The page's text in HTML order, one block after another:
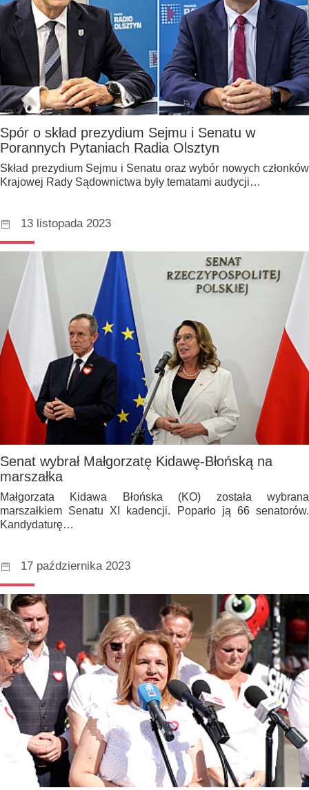
Spór o skład prezydium Sejmu i Senatu w
Porannych Pytaniach Radia Olsztyn
Skład prezydium Sejmu i Senatu oraz wybór nowych członków
Krajowej Rady Sądownictwa były tematami audycji…
13 listopada 2023
Senat wybrał Małgorzatę Kidawę-Błońską na
marszałka
Małgorzata Kidawa Błońska (KO) została wybrana
marszałkiem Senatu XI kadencji. Poparło ją 66 senatorów.
Kandydaturę…
17 października 2023